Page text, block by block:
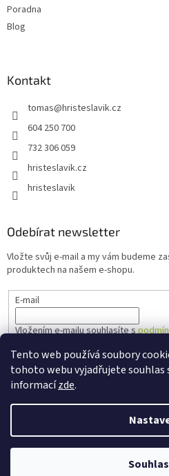
Tento web používá soubory
tohoto webu vyjadřujete souhlas
informacízde.
Poradna
Blog
Kontakt
tomas@hristeslavik.cz
604 250 700
732 306 059
hristeslavik.cz
hristeslavik
Odebírat newsletter
Vložte svůj e-mail a my vám budeme
produktech na našem e-shopu.
E-mail
Vložením e-mailu souhlasíte s
PŘIHLÁSIT SE
Vytvořil
Hřiště Slavík.